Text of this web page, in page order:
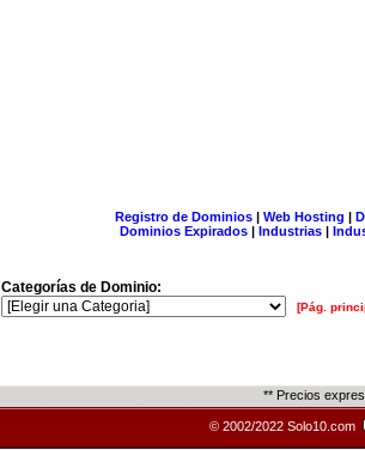
Registro de Dominios| Web Hosting |
Dominios Expirados | Industrias |
Categorías de Dominio:
[Pág.
** Precios
© 2002/2022 Solo10.com